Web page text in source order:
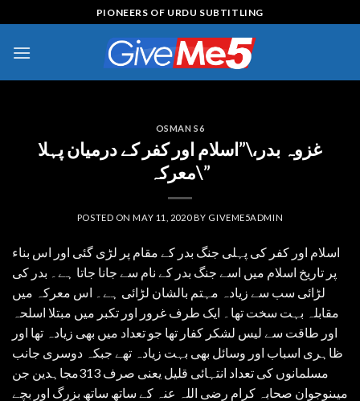
to
content
PIONEERS OF URDU SUBTITLING
OSMAN S6
غزوہ بدر،\”اسلام اور کفر کے درمیان پہلا
معرکہ\”
POSTED ONMAY 11, 2020BY GIVEME5ADMIN
اسلام اور کفر کی پہلی جنگ بدر کے مقام پر لڑی گئی اور اس بناء
پر تاریخ اسلام میں اسے جنگ بدر کے نام سے جانا جاتا ہے۔ بدر کی
لڑائی سب سے زیادہ مہتم بالشان لڑائی ہے۔ اس معرکہ میں
مقابلہ بہت سخت تھا۔ ایک طرف غرور اور تکبر میں مبتلا اسلحہ
اور طاقت سے لیس لشکر کفار تھا جو تعداد میں بھی زیادہ تھا اور
ظاہری اسباب اور وسائل بھی بہت زیادہ تھے جبکہ دوسری جانب
مسلمانوں کی تعداد انتہائی قلیل یعنی صرف 313مجاہدین جن
میںنوجوان صحابہ کرام رضی اللہ عنہ کے ساتھ ساتھ بزرگ اور بچے